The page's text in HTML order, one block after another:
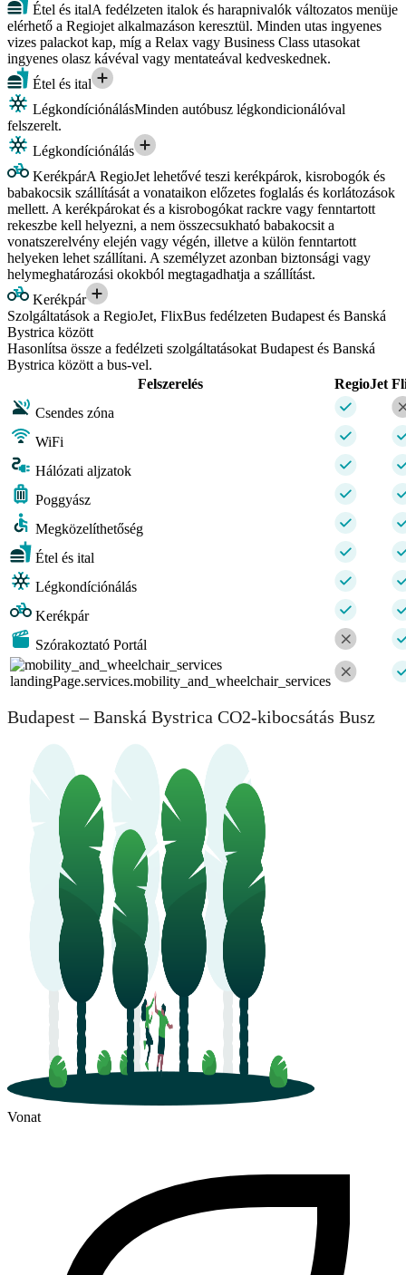
Étel és italA fedélzeten italok és harapnivalók változatos menüje
elérhető a Regiojet alkalmazáson keresztül. Minden utas ingyenes
vizes palackot kap, míg a Relax vagy Business Class utasokat
ingyenes olasz kávéval vagy mentateával kedveskednek.
Étel és ital
LégkondíciónálásMinden autóbusz légkondicionálóval
felszerelt.
Légkondíciónálás
KerékpárA RegioJet lehetővé teszi kerékpárok, kisrobogók és
babakocsik szállítását a vonataikon előzetes foglalás és korlátozások
mellett. A kerékpárokat és a kisrobogókat rackre vagy fenntartott
rekeszbe kell helyezni, a nem összecsukható babakocsit a
vonatszerelvény elején vagy végén, illetve a külön fenntartott
helyeken lehet szállítani. A személyzet azonban biztonsági vagy
helymeghatározási okokból megtagadhatja a szállítást.
Kerékpár
Szolgáltatások a RegioJet, FlixBus fedélzeten Budapest és Banská
Bystrica között
Hasonlítsa össze a fedélzeti szolgáltatásokat Budapest és Banská
Bystrica között a bus-vel.
Felszerelés
RegioJet
Csendes zóna
WiFi
Hálózati aljzatok
Poggyász
Megközelíthetőség
Étel és ital
Légkondíciónálás
Kerékpár
Szórakoztató Portál
landingPage.services.mobility_and_wheelchair_services
Budapest – Banská Bystrica CO2-kibocsátás Busz
Vonat